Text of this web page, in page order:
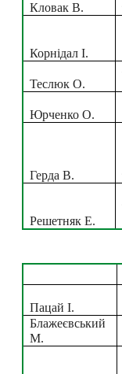
Кловак В.
Корнідал І.
Теслюк О.
Юрченко О.
Герда В.
Решетняк Е.
Пацай І.
Блажеєвський
М.